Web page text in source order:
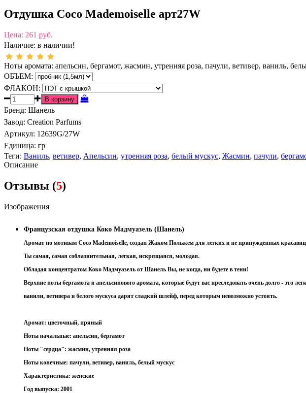
Отдушка Coco Mademoiselle арт27W
Цена: 261 руб.
Наличие: в наличии!
Ноты аромата: апельсин, бергамот, жасмин, утренняя роза, пачули, ветивер, ваниль,
ОБЪЕМ:
ФЛАКОН:
Бренд: Шанель
Завод: Creation Parfums
Артикул: 12639G/27W
Единица: гр
Теги: Ваниль, ветивер, Апельсин, утренняя роза, белый мускус, Жасмин, пачули,
Описание
Отзывы (5)
Изображения
Французская отдушка Коко Мадмуазель (Шанель)
Аромат по мотивам Coco Mademoiselle, создан Жаком Польжем для легких и не принужденных
Ты самая, самая соблазнительная, легкая, искрящаяся, молодая.
Обладая концентратом Коко Мадмуазель от Шанель Вы, не когда, ни будете в тени!
Верхние ноты бергамота и апельсинового аромата, которые будут вас преследовать очень долго - это
ванили, ветивера и белого мускуса дарят сладкий шлейф, перед которым невозможно устоять.
Аромат: цветочный, пряный
Ноты начальные: апельсин, бергамот
Ноты "сердца": жасмин, утренняя роза
Ноты конечные: пачули, ветивер, ваниль, белый мускус
Характеристика: женские
Год выпуска: 2001